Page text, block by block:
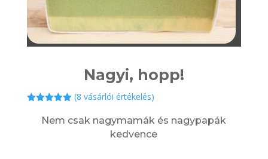
Nagyi, hopp!
az 5-
(8 vásárlói értékelés)
Nem csak nagymamák és nagypapák
kedvence